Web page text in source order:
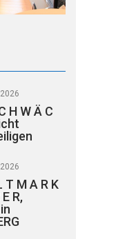
H W Ä C
T M A R K
R,